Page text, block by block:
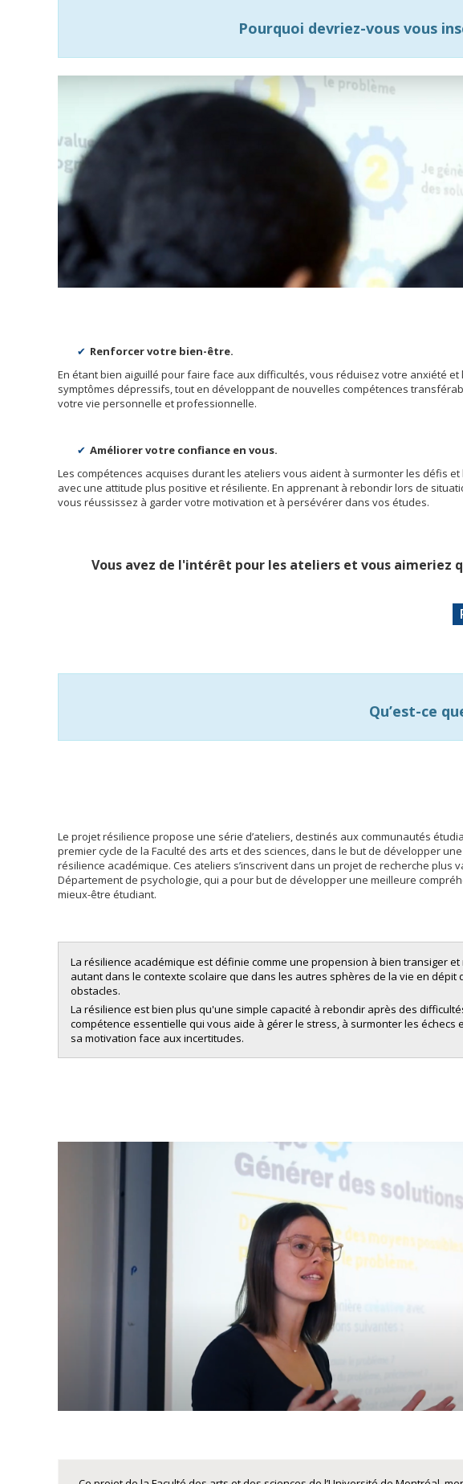
Pourquoi devriez-vous vous
Renforcer votre bien-être.
En étant bien aiguillé pour faire face aux difficultés, vous réduisez votre anxiété et
symptômes dépressifs, tout en développant de nouvelles compétences
votre vie personnelle et professionnelle.
Améliorer votre confiance en vous.
Les compétences acquises durant les ateliers vous aident à surmonter les défis et
avec une attitude plus positive et résiliente. En apprenant à rebondir lors de
vous réussissez à garder votre motivation et à persévérer dans vos études.
Vous avez de l'intérêt pour les ateliers et vous aimeriez
Qu’est-ce
Le projet résilience propose une série d’ateliers, destinés aux communautés
premier cycle de la Faculté des arts et des sciences, dans le but de développer
résilience académique. Ces ateliers s’inscrivent dans un projet de recherche plus
Département de psychologie, qui a pour but de développer une meilleure
mieux-être étudiant.
La résilience académique est définie comme une propension à bien transiger
autant dans le contexte scolaire que dans les autres sphères de la vie en dépit
obstacles.
La résilience est bien plus qu'une simple capacité à rebondir après des
compétence essentielle qui vous aide à gérer le stress, à surmonter les échecs
sa motivation face aux incertitudes.